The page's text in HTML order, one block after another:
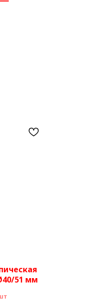
51 мм